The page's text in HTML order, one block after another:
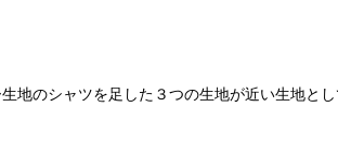
地のシャツを足した３つの生地が近い生地とし